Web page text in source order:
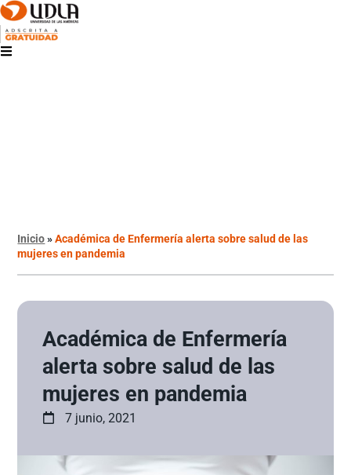
Inicio»Académica de Enfermería alerta sobre salud de las
mujeres en pandemia
Académica de Enfermería
alerta sobre salud de las
mujeres en pandemia
7 junio, 2021